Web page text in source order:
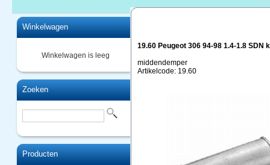
Winkelwagen
Winkelwagen is leeg
Zoeken
Producten
19.60 Peugeot 306 94-98 1.4-1.8 SDN
middendemper
Artikelcode: 19.60